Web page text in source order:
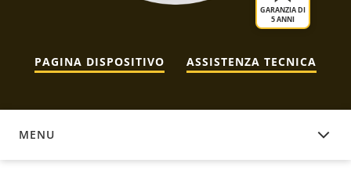
GARANZIA DI
5 ANNI
PAGINA DISPOSITIVO ASSISTENZA TECNICA
MENU
SOFTWARE DEL DISPOSITIVO